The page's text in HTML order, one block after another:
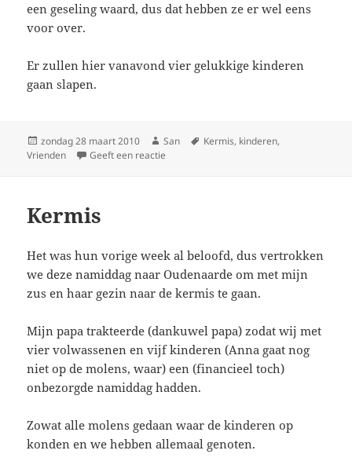
een geseling waard, dus dat hebben ze er wel eens
voor over.
Er zullen hier vanavond vier gelukkige kinderen
gaan slapen.
Geplaatst
op
zondag 28 maart 2010 Auteur
San Tags
Kermis, kinderen,
Vrienden
Geeft een reactie
Kermis
Het was hun vorige week al beloofd, dus vertrokken
we deze namiddag naar Oudenaarde om met mijn
zus en haar gezin naar de kermis te gaan.
Mijn papa trakteerde (dankuwel papa) zodat wij met
vier volwassenen en vijf kinderen (Anna gaat nog
niet op de molens, waar) een (financieel toch)
onbezorgde namiddag hadden.
Zowat alle molens gedaan waar de kinderen op
konden en we hebben allemaal genoten.